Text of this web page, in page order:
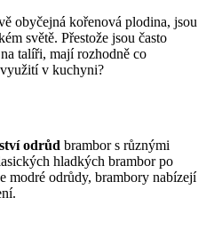
obyčejná kořenová plodina, jsou
světě. Přestože jsou často
talíři, mají rozhodně co
v kuchyni?
odrůd brambor s různými
hladkých brambor po
modré odrůdy, brambory nabízejí